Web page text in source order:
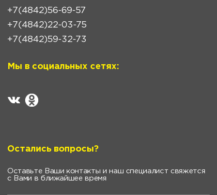
+7(4842)56-69-57
+7(4842)22-03-75
+7(4842)59-32-73
Мы в социальных сетях:
Остались вопросы?
Оставьте Ваши контакты и наш специалист свяжется
с Вами в ближайшее время